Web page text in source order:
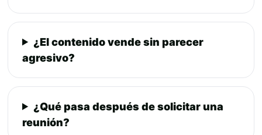
¿El contenido vende sin parecer
agresivo?
¿Qué pasa después de solicitar una
reunión?